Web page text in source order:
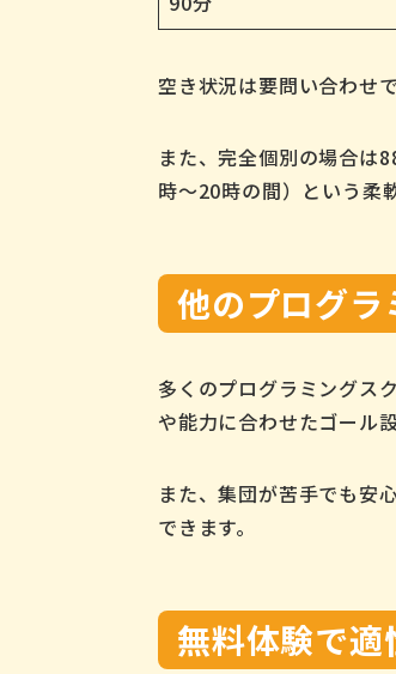
空き状況は要問い合わせ
また、完全個別の場合は
時〜20時の間）という柔
他のプログ
多くのプログラミングス
や能力に合わせたゴール
また、集団が苦手でも安
できます。
無料体験で適